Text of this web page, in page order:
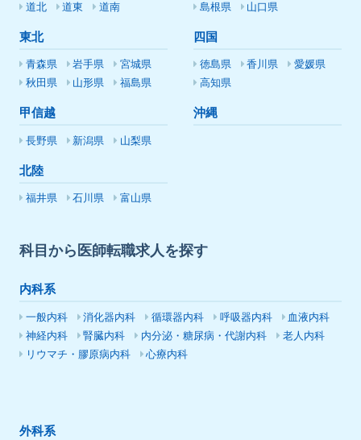
道北
道東 道南
東北
青森県 岩手県
宮城県
秋田県
山形県 福島県
甲信越
長野県 新潟県 山梨県
北陸
福井県 石川県 富山県
島根県
山口県
四国
徳島県 香川県
愛媛県
高知県
沖縄
科目から医師転職求人を探す
内科系
一般内科 消化器内科 循環器内科 呼吸器内科
血液内科
神経内科
腎臓内科 内分泌・糖尿病・代謝内科
老人内科
リウマチ・膠原病内科
心療内科
外科系